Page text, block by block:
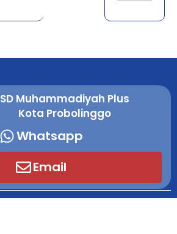
SD Muhammadiyah Plus
Kota Probolinggo
Whatsapp
Email